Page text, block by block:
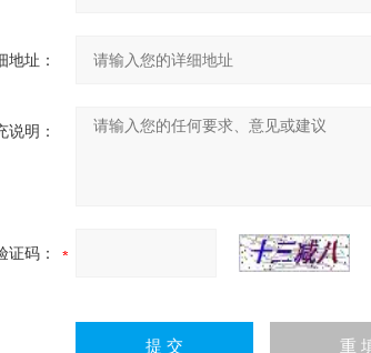
地址：
说明：
证码：